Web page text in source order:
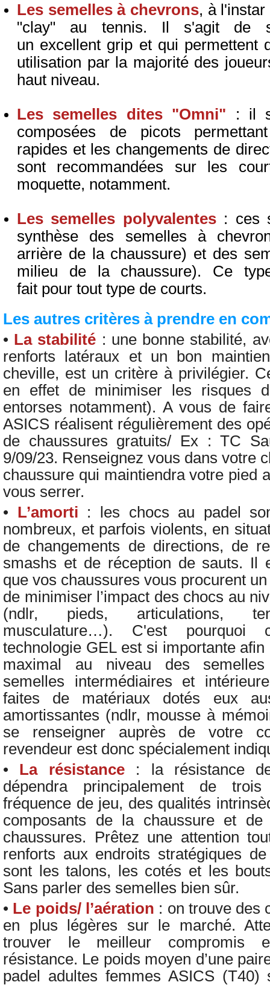
Les semelles à chevrons, à l'instar
"clay" au tennis. Il s'agit de
un excellent grip et qui permettent
utilisation par la majorité des
haut niveau.
Les semelles dites "Omni" : il
composées de picots
rapides et les changements de
sont recommandées sur les
moquette, notamment.
Les semelles polyvalentes : ces
synthèse des semelles à
arrière de la chaussure) et des
milieu de la chaussure). Ce
fait pour tout type de courts.
Les autres critères à prendre en
• La stabilité : une bonne stabilité,
renforts latéraux et un bon
cheville, est un critère à privilégier.
en effet de minimiser les risques
entorses notamment). A vous de
ASICS réalisent régulièrement des
de chaussures gratuits/ Ex : TC
9/09/23. Renseignez vous dans votre
chaussure qui maintiendra votre pied
vous serrer.
• L’amorti : les chocs au padel
nombreux, et parfois violents, en
de changements de directions, de
smashs et de réception de sauts. Il
que vos chaussures vous procurent
de minimiser l’impact des chocs au
(ndlr, pieds, articulations,
musculature…). C'est pourquoi
technologie GEL est si importante
maximal au niveau des
semelles intermédiaires et
faites de matériaux dotés eux
amortissantes (ndlr, mousse à
se renseigner auprès de votre
revendeur est donc spécialement
• La résistance : la résistance
dépendra principalement de
fréquence de jeu, des qualités
composants de la chaussure et
chaussures. Prêtez une attention
renforts aux endroits stratégiques
sont les talons, les cotés et les
Sans parler des semelles bien sûr.
• Le poids/ l’aération : on trouve des
en plus légères sur le marché.
trouver le meilleur compromis
résistance. Le poids moyen d’une
padel adultes femmes ASICS (T40)